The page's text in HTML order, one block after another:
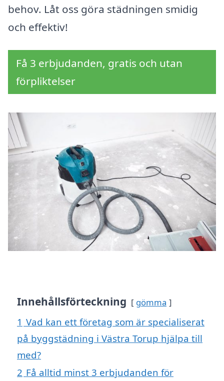
behov. Låt oss göra städningen smidig
och effektiv!
Få 3 erbjudanden, gratis och utan
förpliktelser
Innehållsförteckning gömma
1 Vad kan ett företag som är specialiserat
på byggstädning i Västra Torup hjälpa till
med?
2 Få alltid minst 3 erbjudanden för